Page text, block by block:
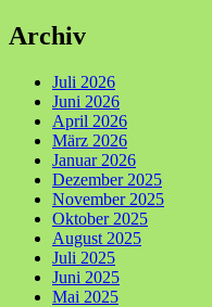
Archiv
Juli 2026
Juni 2026
April 2026
März 2026
Januar 2026
Dezember 2025
November 2025
Oktober 2025
August 2025
Juli 2025
Juni 2025
Mai 2025